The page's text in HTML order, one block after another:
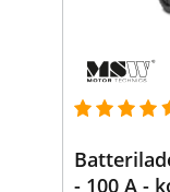
- 100 A -